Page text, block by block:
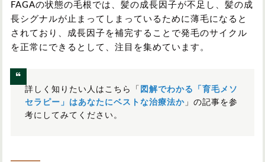
FAGAの状態の毛根では、髪の成長因子が不足し、髪の成
長シグナルが止まってしまっているために薄毛になると
されており、成長因子を補完することで発毛のサイクル
を正常にできるとして、注目を集めています。
詳しく知りたい人はこちら「 図解でわかる「育毛メソ
セラピー」はあなたにベストな治療法か 」の記事を参
考にしてみてください。